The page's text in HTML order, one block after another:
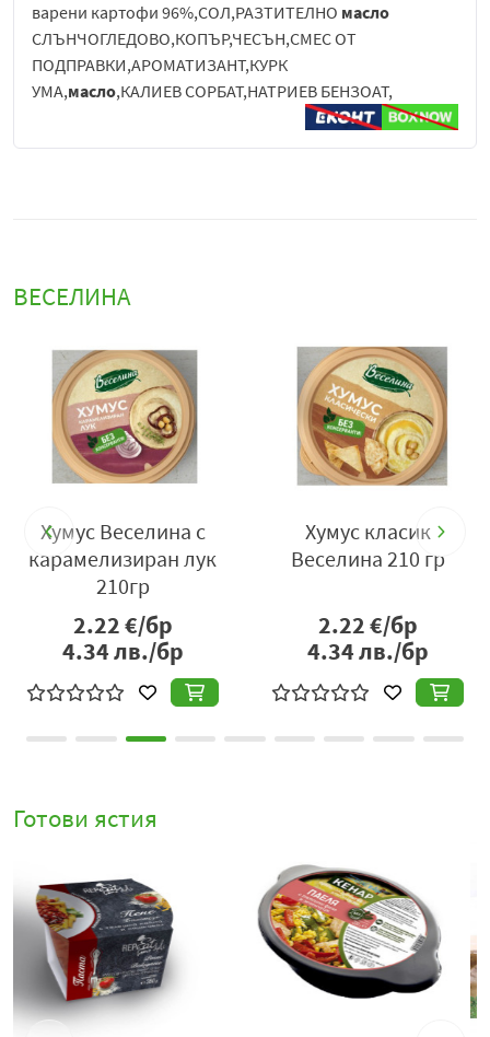
варени картофи 96%,СОЛ,РАЗТИТЕЛНО масло
СЛЪНЧОГЛЕДОВО,КОПЪР,ЧЕСЪН,СМЕС ОТ
ПОДПРАВКИ,АРОМАТИЗАНТ,КУРК
УМА,масло,КАЛИЕВ СОРБАТ,НАТРИЕВ БЕНЗОАТ,
ВЕСЕЛИНА
Хумус Веселина с
карамелизиран лук
210гр
2.22€/бр
4.34лв./бр
Хумус класик
Веселина 210 гр
2.22€/бр
4.34лв./бр
Готови ястия